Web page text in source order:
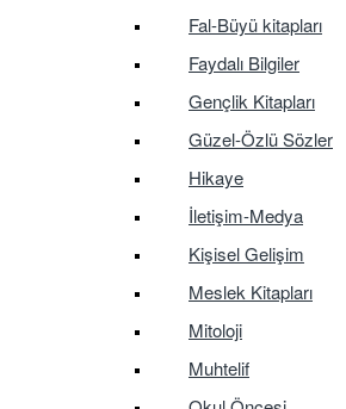
Fal-Büyü kitapları
Faydalı Bilgiler
Gençlik Kitapları
Güzel-Özlü Sözler
Hikaye
İletişim-Medya
Kişisel Gelişim
Meslek Kitapları
Mitoloji
Muhtelif